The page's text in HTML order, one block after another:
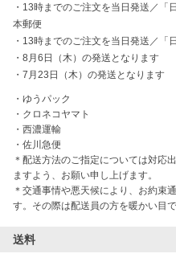
・ 13時までのご注文を当日発送／「
本郵便
・ 13時までのご注文を当日発送／「
・ 8月6日（木）の発送となります
・ 7月23日（木）の発送となります
・ゆうパック
・クロネコヤマト
・西濃運輸
・佐川急便
＊配送方法のご指定については対応
ますよう、お願い申し上げます。
＊交通事情や悪天候により、お約束
す。その際は配送員の方を暖かい目
送料